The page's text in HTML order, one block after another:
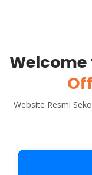
Welcome
Website Resmi